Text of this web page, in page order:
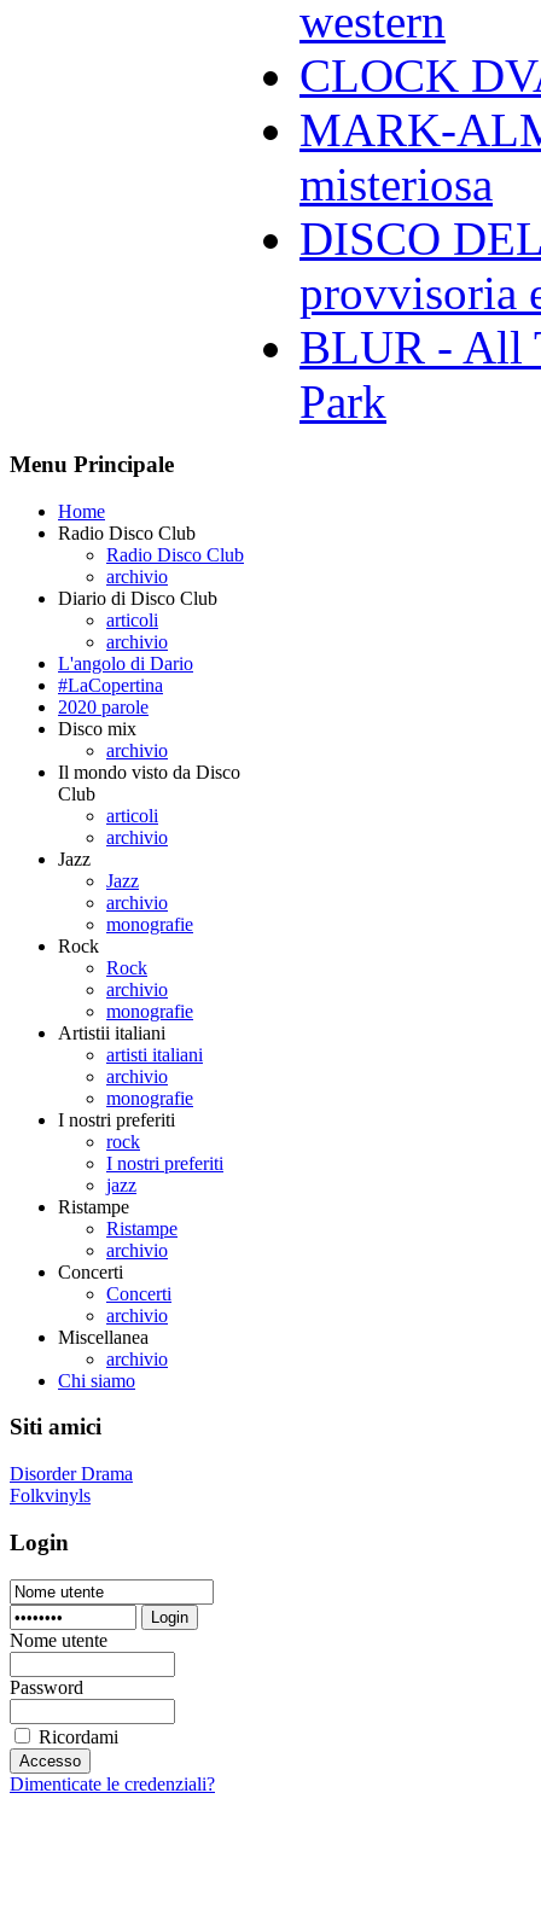
western
CLOCK
MARK-
misteriosa
DISCO
provvisoria
BLUR - All
Park
Menu Principale
Home
Radio Disco Club
Radio Disco Club
archivio
Diario di Disco Club
articoli
archivio
L'angolo di Dario
#LaCopertina
2020 parole
Disco mix
archivio
Il mondo visto da Disco
Club
articoli
archivio
Jazz
Jazz
archivio
monografie
Rock
Rock
archivio
monografie
Artistii italiani
artisti italiani
archivio
monografie
I nostri preferiti
rock
I nostri preferiti
jazz
Ristampe
Ristampe
archivio
Concerti
Concerti
archivio
Miscellanea
archivio
Chi siamo
Siti amici
Disorder Drama
Folkvinyls
Login
Login
Nome utente
Password
Ricordami
Dimenticate le credenziali?